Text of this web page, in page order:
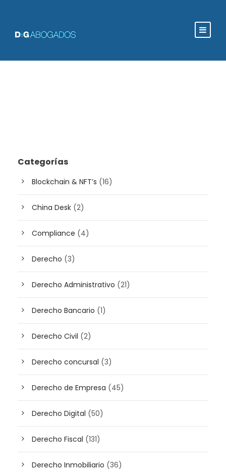
Categorías
Blockchain & NFT’s (16)
China Desk (2)
Compliance (4)
Derecho (3)
Derecho Administrativo (21)
Derecho Bancario (1)
Derecho Civil (2)
Derecho concursal (3)
Derecho de Empresa (45)
Derecho Digital (50)
Derecho Fiscal (131)
Derecho Inmobiliario (36)